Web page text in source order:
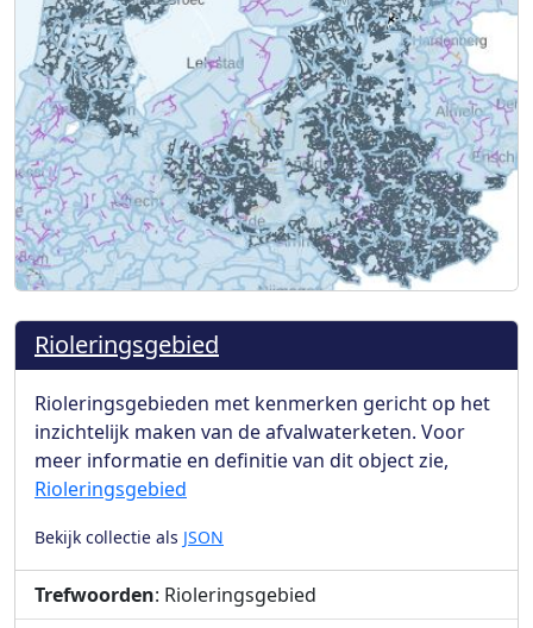
Rioleringsgebied
Rioleringsgebieden met kenmerken gericht op het
inzichtelijk maken van de afvalwaterketen. Voor
meer informatie en definitie van dit object zie,
Rioleringsgebied
Bekijk collectie als JSON
Trefwoorden: Rioleringsgebied